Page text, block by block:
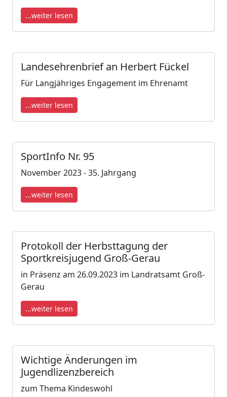
...weiter lesen
Landesehrenbrief an Herbert Fückel
Für Langjähriges Engagement im Ehrenamt
...weiter lesen
SportInfo Nr. 95
November 2023 - 35. Jahrgang
...weiter lesen
Protokoll der Herbsttagung der
Sportkreisjugend Groß-Gerau
in Präsenz am 26.09.2023 im Landratsamt Groß-
Gerau
...weiter lesen
Wichtige Änderungen im
Jugendlizenzbereich
zum Thema Kindeswohl